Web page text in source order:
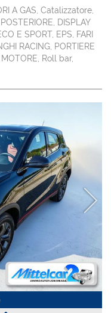
A GAS, Catalizzatore,
DISPLAY
E SPORT, EPS, FARI
RACING, PORTIERE
MOTORE, Roll bar,